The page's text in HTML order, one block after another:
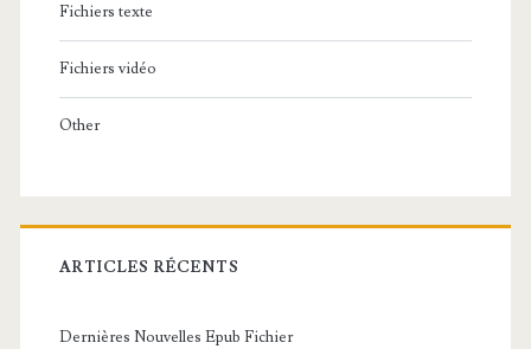
Fichiers texte
Fichiers vidéo
Other
ARTICLES RÉCENTS
Dernières Nouvelles Epub Fichier